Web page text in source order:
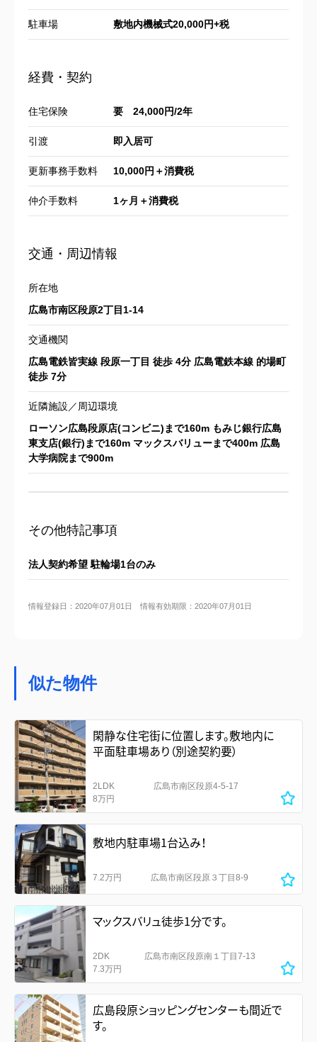
駐車場 敷地内機械式20,000円+税
経費・契約
住宅保険 要 24,000円/2年
引渡 即入居可
更新事務手数料 10,000円＋消費税
仲介手数料 1ヶ月＋消費税
交通・周辺情報
所在地
広島市南区段原2丁目1-14
交通機関
広島電鉄皆実線 段原一丁目 徒歩 4分 広島電鉄本線 的場町
徒歩 7分
近隣施設／周辺環境
ローソン広島段原店(コンビニ)まで160m もみじ銀行広島
東支店(銀行)まで160m マックスバリューまで400m 広島
大学病院まで900m
その他特記事項
法人契約希望 駐輪場1台のみ
情報登録日：2020年07月01日 情報有効期限：2020年07月01日
似た物件
閑静な住宅街に位置します。敷地内に
平面駐車場あり（別途契約要）
2LDK
8万円
広島市南区段原4-5-17
敷地内駐車場1台込み！
7.2万円 広島市南区段原３丁目8-9
マックスバリュ徒歩1分です。
2DK
7.3万円
広島市南区段原南１丁目7-13
広島段原ショッピングセンターも間近で
す。